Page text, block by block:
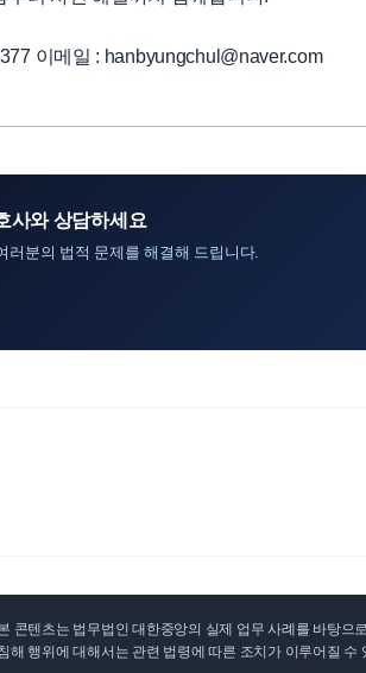
이메일 : hanbyungchul@naver.com
사와 상담하세요
러분의 법적 문제를 해결해 드립니다.
콘텐츠는 법무법인 대한중앙의 실제 업무 사례를 바탕으
해 행위에 대해서는 관련 법령에 따른 조치가 이루어질 수